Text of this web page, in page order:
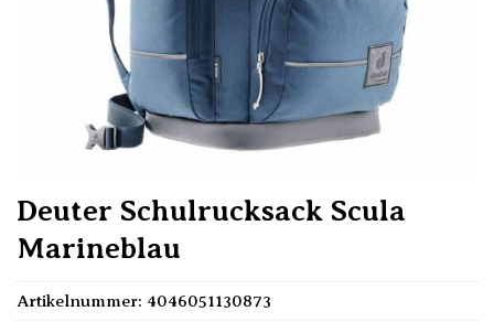
Deuter Schulrucksack Scula
Marineblau
Artikelnummer: 4046051130873